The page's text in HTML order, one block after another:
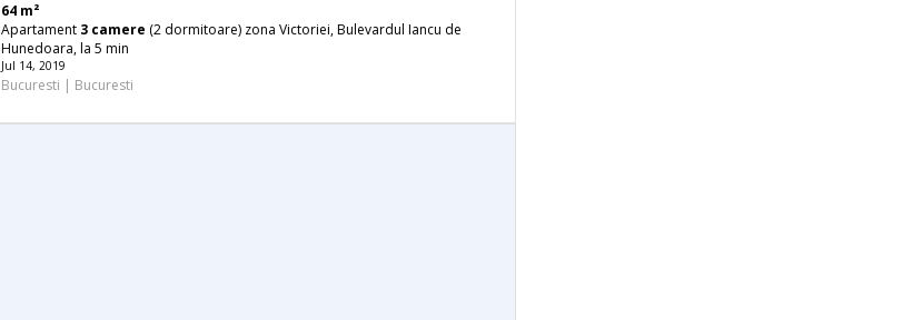
64 m²
Apartament 3 camere (2 dormitoare) zona Victoriei, Bulevardul Iancu de
Hunedoara, la 5 min
Jul 14, 2019
Bucuresti | Bucuresti